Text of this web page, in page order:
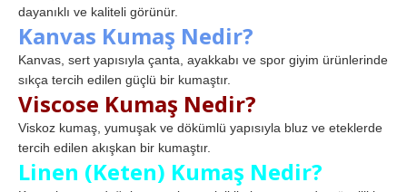
dayanıklı ve kaliteli görünür.
Kanvas Kumaş Nedir?
Kanvas, sert yapısıyla çanta, ayakkabı ve spor giyim ürünlerinde
sıkça tercih edilen güçlü bir kumaştır.
Viscose Kumaş Nedir?
Viskoz kumaş, yumuşak ve dökümlü yapısıyla bluz ve eteklerde
tercih edilen akışkan bir kumaştır.
Linen (Keten) Kumaş Nedir?